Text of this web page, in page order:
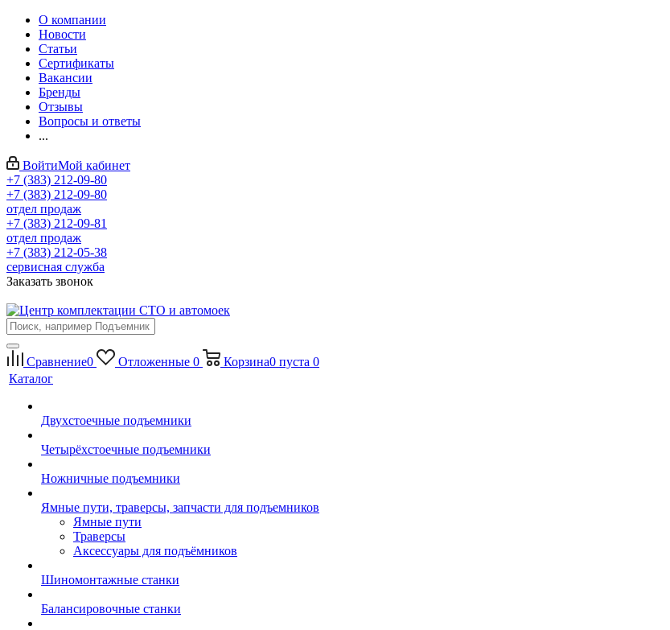
О компании
Новости
Статьи
Сертификаты
Вакансии
Бренды
Отзывы
Вопросы и ответы
...
ВойтиМой кабинет
+7 (383) 212-09-80
+7 (383) 212-09-80
отдел продаж
+7 (383) 212-09-81
отдел продаж
+7 (383) 212-05-38
сервисная служба
Заказать звонок
Сравнение0 Отложенные 0 Корзина0 пуста 0
Каталог
Двухстоечные подъемники
Четырёхстоечные подъемники
Ножничные подъемники
Ямные пути, траверсы, запчасти для подъемников
Ямные пути
Траверсы
Аксессуары для подъёмников
Шиномонтажные станки
Балансировочные станки